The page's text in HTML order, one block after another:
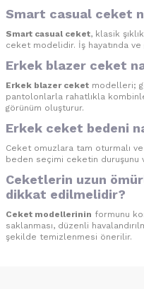
Smart casual ceket
Smart casual ceket, klasik
ceket modelidir. İş hayatında
Erkek blazer ceket
Erkek blazer ceket modelleri;
pantolonlarla rahatlıkla
görünüm oluşturur.
Erkek ceket bedeni
Ceket omuzlara tam oturmalı
beden seçimi ceketin duruşunu
Ceketlerin uzun
dikkat edilmelidir?
Ceket modellerinin formunu
saklanması, düzenli
şekilde temizlenmesi önerilir.